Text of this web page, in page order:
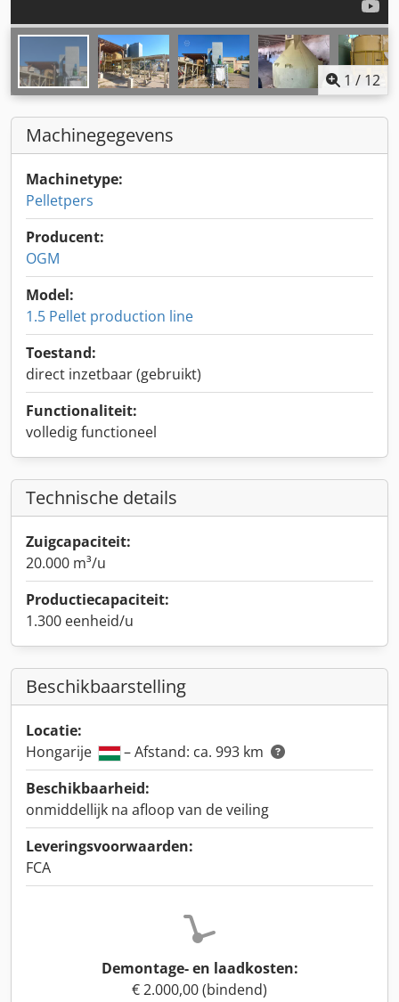
1 / 12
Machinegegevens
Machinetype:
Pelletpers
Producent:
OGM
Model:
1.5 Pellet production line
Toestand:
direct inzetbaar (gebruikt)
Functionaliteit:
volledig functioneel
Technische details
Zuigcapaciteit:
20.000 m³/u
Productiecapaciteit:
1.300 eenheid/u
Beschikbaarstelling
Locatie:
Hongarije
– Afstand: ca. 993 km
Beschikbaarheid:
onmiddellijk na afloop van de veiling
Leveringsvoorwaarden:
FCA
Demontage- en laadkosten:
€ 2.000,00 (bindend)